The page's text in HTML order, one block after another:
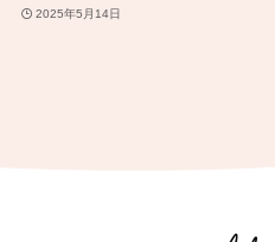
2025年5月14日